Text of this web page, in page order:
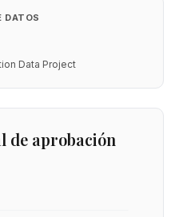
DATOS
Data Project
de aprobación